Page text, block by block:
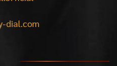
dial.com